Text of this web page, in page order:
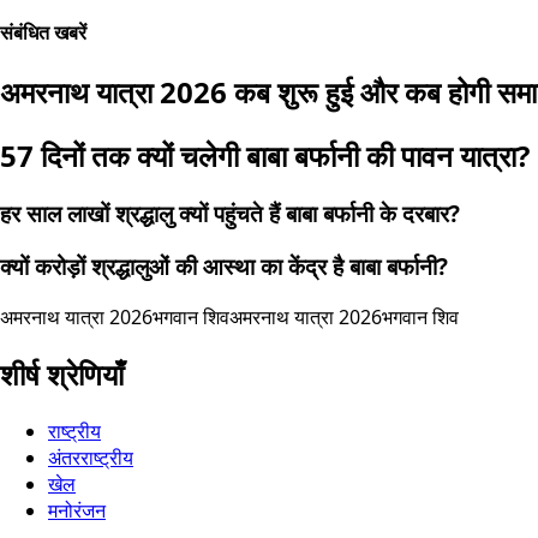
संबंधित खबरें
अमरनाथ यात्रा 2026 कब शुरू हुई और कब होगी
57 दिनों तक क्यों चलेगी बाबा बर्फानी की पावन यात्रा?
हर साल लाखों श्रद्धालु क्यों पहुंचते हैं बाबा बर्फानी के दरबार?
क्यों करोड़ों श्रद्धालुओं की आस्था का केंद्र है बाबा बर्फानी?
अमरनाथ यात्रा 2026भगवान शिवअमरनाथ यात्रा 2026भगवान शिव
शीर्ष श्रेणियाँ
राष्ट्रीय
अंतरराष्ट्रीय
खेल
मनोरंजन